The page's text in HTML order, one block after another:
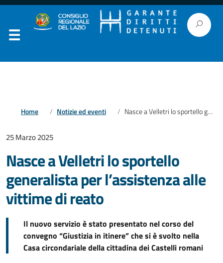
Home Notizie ed eventi Nasce a Velletri lo sportello generalista per l’assistenza alle vittime di reato
25 Marzo 2025
Nasce a Velletri lo sportello
generalista per l’assistenza alle
vittime di reato
Il nuovo servizio è stato presentato nel corso del
convegno “Giustizia in itinere” che si è svolto nella
Casa circondariale della cittadina dei Castelli romani